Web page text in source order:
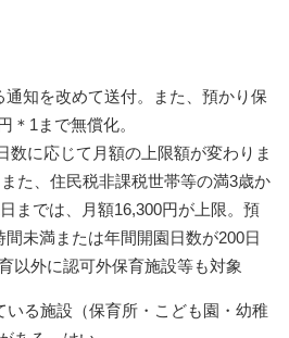
知を改めて送付。また、預かり保
＊1まで無償化。
数に応じて月額の上限額が変わりま
た、住民税非課税世帯等の満3歳か
までは、月額16,300円が上限。預
未満または年間開園日数が200日
以外に認可外保育施設等も対象
いる施設（保育所・こども園・幼稚